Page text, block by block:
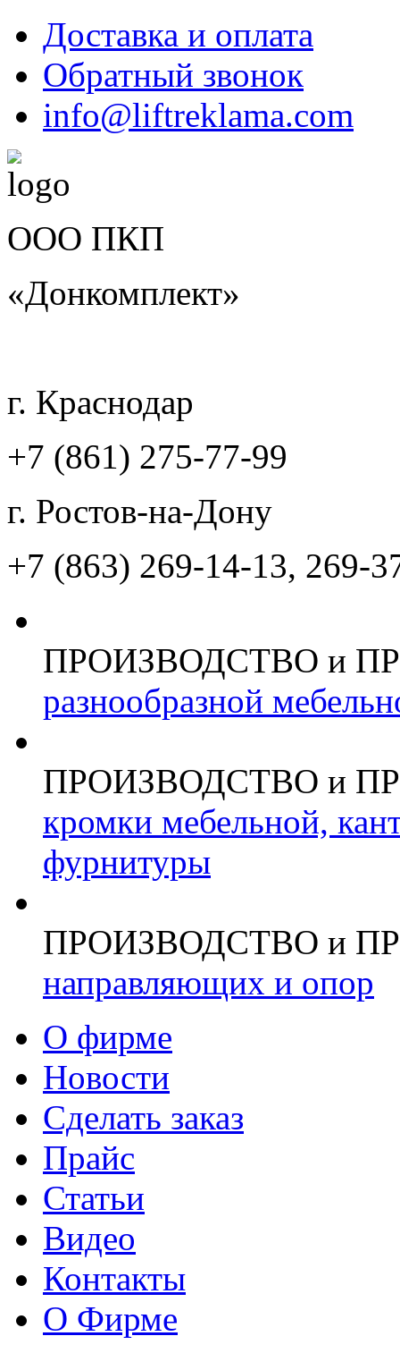
Доставка и оплата
Обратный звонок
info@liftreklama.com
ООО ПКП
«Донкомплект»
г. Краснодар
+7 (861) 275-77-99
г. Ростов-на-Дону
+7 (863) 269-14-13, 269-
ПРОИЗВОДСТВО и
разнообразной
ПРОИЗВОДСТВО и
кромки мебельной,
фурнитуры
ПРОИЗВОДСТВО и
направляющих и опор
О фирме
Новости
Сделать заказ
Прайс
Статьи
Видео
Контакты
О Фирме